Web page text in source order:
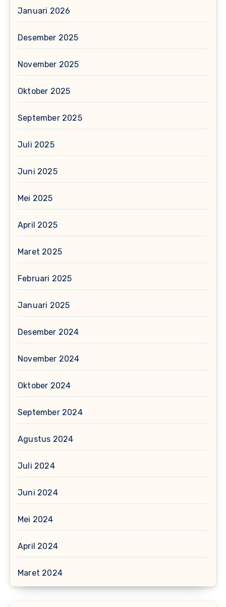
Januari 2026
Desember 2025
November 2025
Oktober 2025
September 2025
Juli 2025
Juni 2025
Mei 2025
April 2025
Maret 2025
Februari 2025
Januari 2025
Desember 2024
November 2024
Oktober 2024
September 2024
Agustus 2024
Juli 2024
Juni 2024
Mei 2024
April 2024
Maret 2024